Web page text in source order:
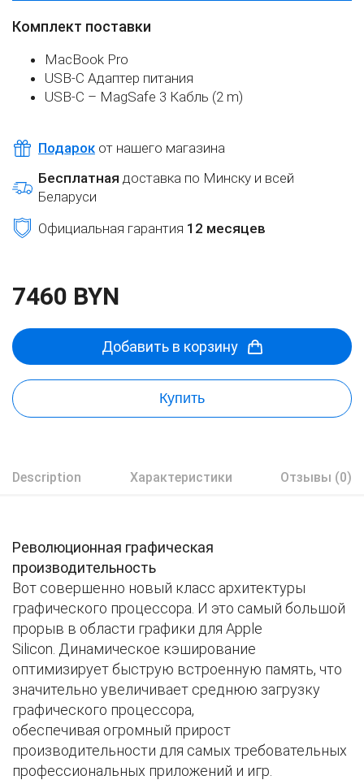
Комплект поставки
MacBook Pro
USB-C Адаптер питания
USB-C – MagSafe 3 Кабль (2 m)
Подарок от нашего магазина
Бесплатная доставка по Минску и всей
Беларуси
Официальная гарантия 12 месяцев
7460 BYN
Добавить в корзину
Купить
Description Характеристики Отзывы (0)
Революционная графическая
производительность
Вот совершенно новый класс архитектуры
графического процессора. И это самый большой
прорыв в области графики для Apple
Silicon. Динамическое кэширование
оптимизирует быструю встроенную память, что
значительно увеличивает среднюю загрузку
графического процессора,
обеспечивая огромный прирост
производительности для самых требовательных
профессиональных приложений и игр.